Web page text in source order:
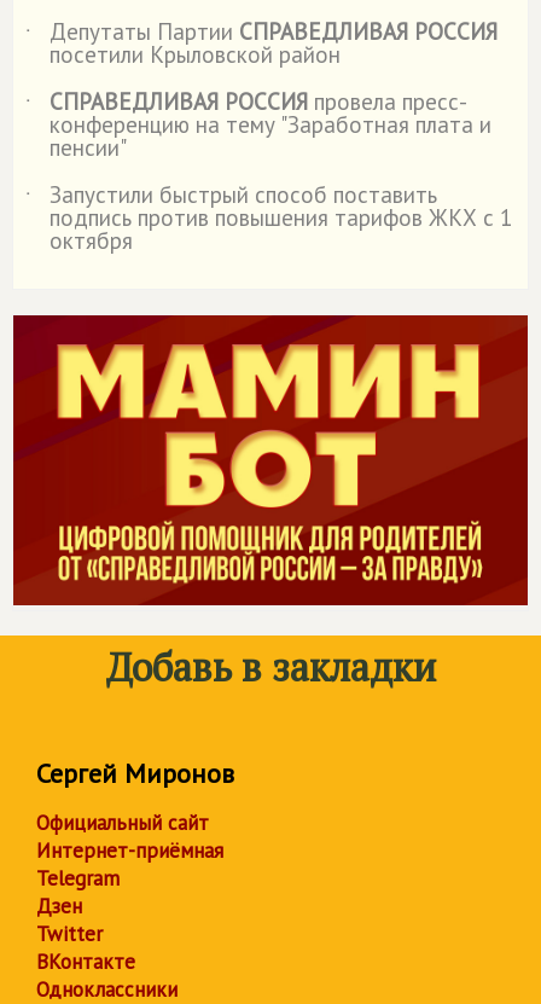
˙
Депутаты Партии СПРАВЕДЛИВАЯ РОССИЯ
посетили Крыловской район
˙
СПРАВЕДЛИВАЯ РОССИЯ провела пресс-
конференцию на тему "Заработная плата и
пенсии"
˙
Запустили быстрый способ поставить
подпись против повышения тарифов ЖКХ с 1
октября
Добавь в закладки
Сергей Миронов
Официальный сайт
Интернет-приёмная
Telegram
Дзен
Twitter
ВКонтакте
Одноклассники